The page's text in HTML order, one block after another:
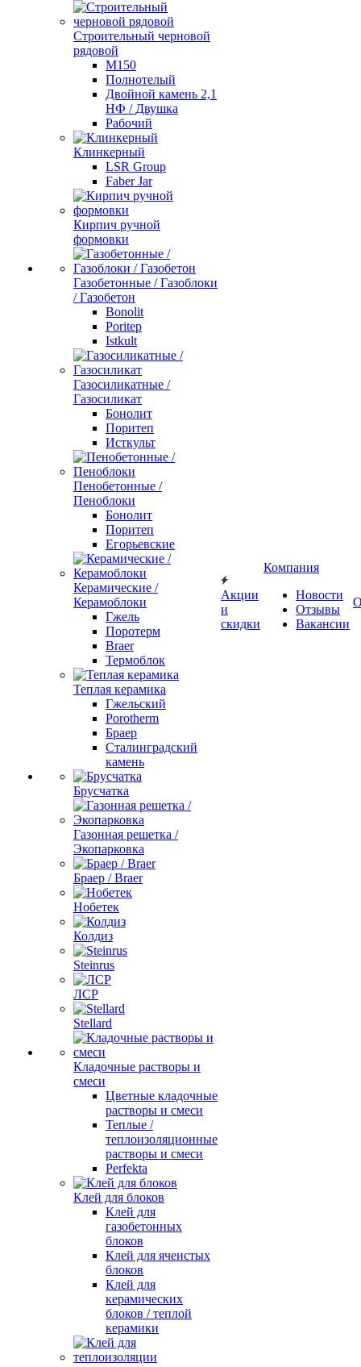
Строительный черновой
рядовой
М150
Полнотелый
Двойной камень 2,1
НФ / Двушка
Рабочий
Клинкерный
LSR Group
Faber Jar
Кирпич ручной
формовки
Газобетонные / Газоблоки
/ Газобетон
Bonolit
Poritep
Istkult
Газосиликатные /
Газосиликат
Бонолит
Поритеп
Исткульт
Пенобетонные /
Пеноблоки
Бонолит
Поритеп
Егорьевские
Керамические /
Керамоблоки
Гжель
Поротерм
Braer
Термоблок
Теплая керамика
Гжельский
Porotherm
Браер
Сталинградский
камень
Брусчатка
Газонная решетка /
Экопарковка
Браер / Braer
Нобетек
Колдиз
Steinrus
ЛСР
Stellard
Кладочные растворы и
смеси
Цветные кладочные
растворы и смеси
Теплые /
теплоизоляционные
растворы и смеси
Perfekta
Клей для блоков
Клей для
газобетонных
блоков
Клей для ячеистых
блоков
Клей для
керамических
блоков / теплой
керамики
Акции
и
скидки
Компания
Новости
Отзывы
Вакансии